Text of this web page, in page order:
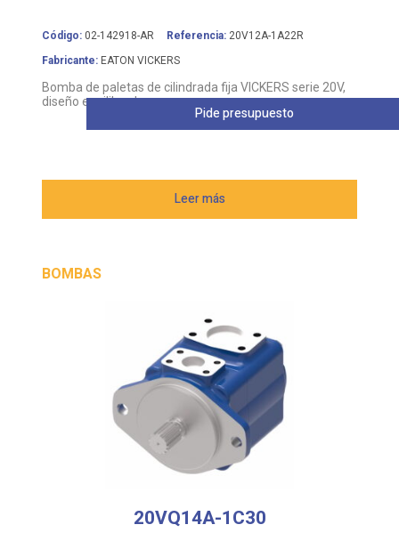
Código: 02-142918-AR Referencia: 20V12A-1A22R
Fabricante: EATON VICKERS
Bomba de paletas de cilindrada fija VICKERS serie 20V,
diseño equilibrado
Leer más
Pide presupuesto
BOMBAS
20VQ14A-1C30